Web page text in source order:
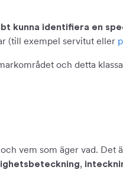
kunna identifiera en
(till exempel servitut eller
och detta
vem som äger vad.
,